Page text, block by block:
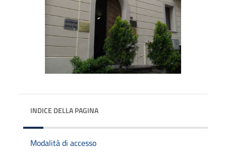
INDICE DELLA PAGINA
Modalità di accesso